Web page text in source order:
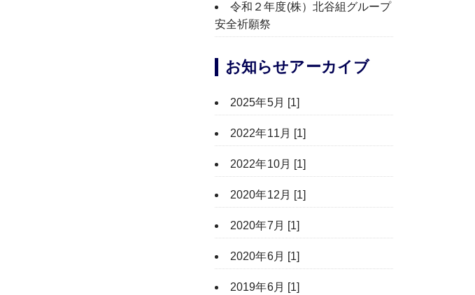
令和２年度(株）北谷組グループ
安全祈願祭
お知らせアーカイブ
2025年5月 [1]
2022年11月 [1]
2022年10月 [1]
2020年12月 [1]
2020年7月 [1]
2020年6月 [1]
2019年6月 [1]